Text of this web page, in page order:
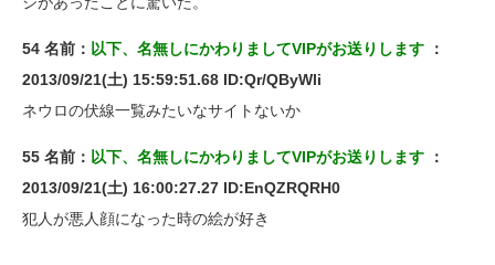
54 名前： 以下、名無しにかわりましてVIPがお送りします ：
2013/09/21(土) 15:59:51.68 ID:Qr/QByWli
ネウロの伏線一覧みたいなサイトないか
55 名前： 以下、名無しにかわりましてVIPがお送りします ：
2013/09/21(土) 16:00:27.27 ID:EnQZRQRH0
犯人が悪人顔になった時の絵が好き